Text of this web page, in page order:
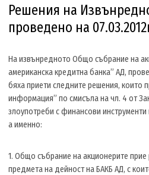
Решения на
проведено на
На извънредното Общо събрание на
американска кредитна банка” АД,
бяха приети следните решения, които
информация” по смисъла на чл. 4 от
злоупотреби с финансови
а именно:
1. Общо събрание на акционерите
предмета на дейност на БАКБ АД, с